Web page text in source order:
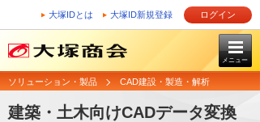
大塚IDとは 大塚ID新規登録 ログイン
メニュー
ソリューション・製品 CAD建設・製造・解析
建築・土木向けCADデータ変換